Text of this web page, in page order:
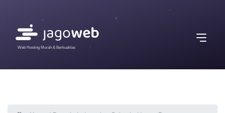
Web Hosting Murah & Berkualitas